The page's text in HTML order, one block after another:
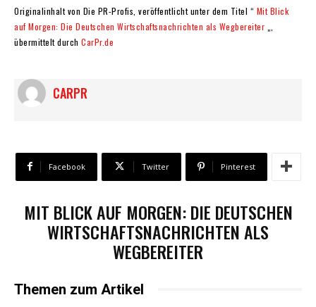
Originalinhalt von Die PR-Profis, veröffentlicht unter dem Titel “ Mit Blick
auf Morgen: Die Deutschen Wirtschaftsnachrichten als Wegbereiter
übermittelt durch CarPr.de
CARPR
Facebook Twitter Pinterest
MIT BLICK AUF MORGEN: DIE DEUTSCHEN
WIRTSCHAFTSNACHRICHTEN ALS
WEGBEREITER
Themen zum Artikel